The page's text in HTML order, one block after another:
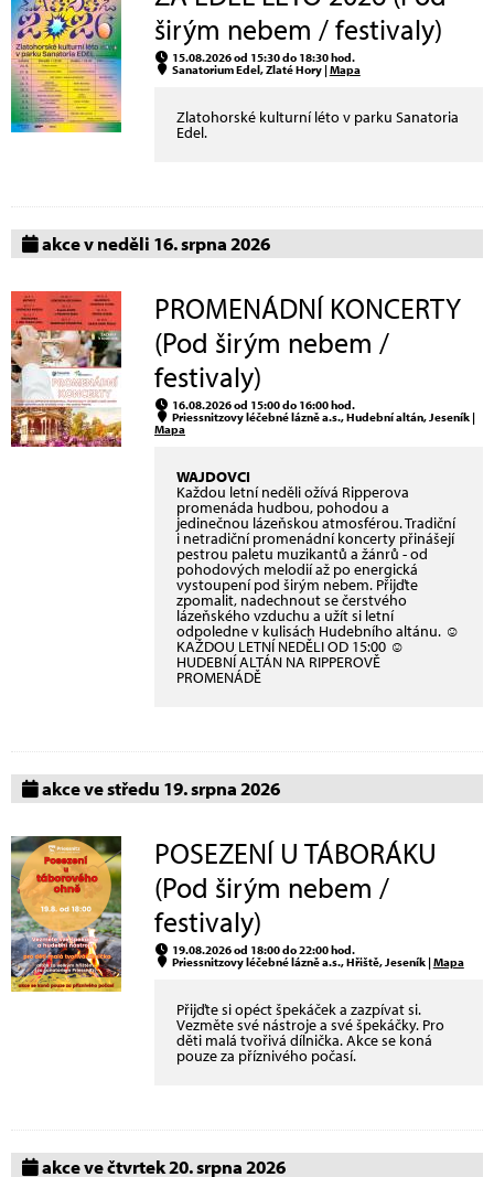
širým nebem / festivaly)
15.08.2026 od 15:30 do 18:30 hod.
Sanatorium Edel, Zlaté Hory |Mapa
Zlatohorské kulturní léto v parku Sanatoria
Edel.
akce v neděli 16. srpna 2026
PROMENÁDNÍ KONCERTY
(Pod širým nebem /
festivaly)
16.08.2026 od 15:00 do 16:00 hod.
Priessnitzovy léčebné lázně a.s., Hudební altán, Jeseník |
Mapa
WAJDOVCI
Každou letní neděli ožívá Ripperova
promenáda hudbou, pohodou a
jedinečnou lázeňskou atmosférou. Tradiční
i netradiční promenádní koncerty přinášejí
pestrou paletu muzikantů a žánrů - od
pohodových melodií až po energická
vystoupení pod širým nebem. Přijďte
zpomalit, nadechnout se čerstvého
lázeňského vzduchu a užít si letní
odpoledne v kulisách Hudebního altánu. ☺
KAŽDOU LETNÍ NEDĚLI OD 15:00 ☺
HUDEBNÍ ALTÁN NA RIPPEROVĚ
PROMENÁDĚ
akce ve středu 19. srpna 2026
POSEZENÍ U TÁBORÁKU
(Pod širým nebem /
festivaly)
19.08.2026 od 18:00 do 22:00 hod.
Priessnitzovy léčebné lázně a.s., Hřiště, Jeseník |Mapa
Přijďte si opéct špekáček a zazpívat si.
Vezměte své nástroje a své špekáčky. Pro
děti malá tvořivá dílnička. Akce se koná
pouze za příznivého počasí.
akce ve čtvrtek 20. srpna 2026